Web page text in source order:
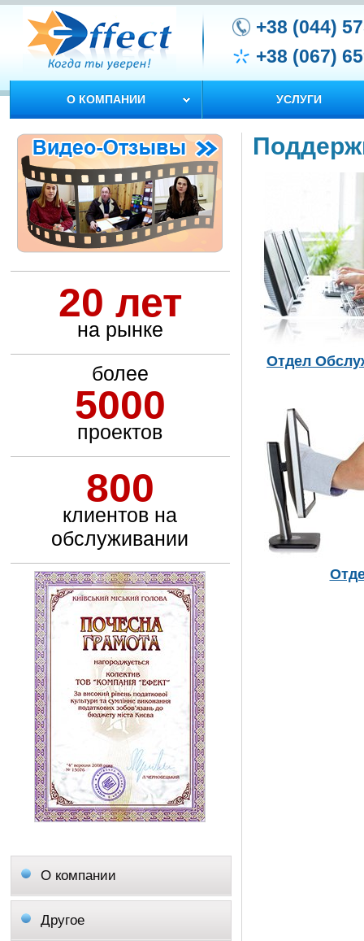
+38 (044)
+38 (067)
О КОМПАНИИ УСЛУГИ
20 лет
на рынке
более
5000
проектов
800
клиентов на
обслуживании
О компании
Другое
Отдел